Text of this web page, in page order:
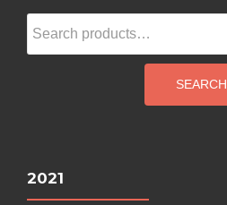
Search
for:
SEARCH
2021